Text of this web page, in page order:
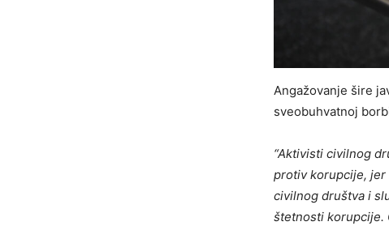
Angažovanje šire
sveobuhvatnoj
“Aktivisti civilnog
protiv korupcije, jer
civilnog društva i
štetnosti korupcije.